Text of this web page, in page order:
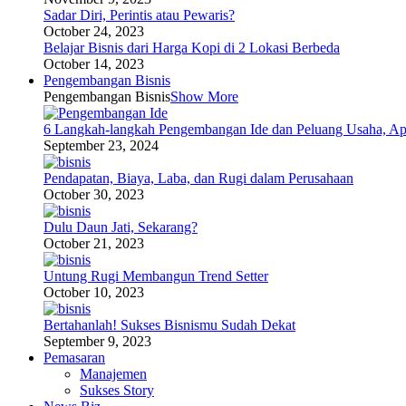
Sadar Diri, Perintis atau Pewaris?
October 24, 2023
Belajar Bisnis dari Harga Kopi di 2 Lokasi Berbeda
October 14, 2023
Pengembangan Bisnis
Pengembangan BisnisShow More
6 Langkah-langkah Pengembangan Ide dan Peluang Usaha,
September 23, 2024
Pendapatan, Biaya, Laba, dan Rugi dalam Perusahaan
October 30, 2023
Dulu Daun Jati, Sekarang?
October 21, 2023
Untung Rugi Membangun Trend Setter
October 10, 2023
Bertahanlah! Sukses Bisnismu Sudah Dekat
September 9, 2023
Pemasaran
Manajemen
Sukses Story